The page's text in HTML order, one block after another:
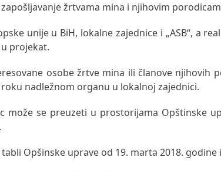
žrtvama mina i njihovim
unije u BiH, lokalne zajednice i „ASB“, a
projekat.
osobe žrtve mina ili članove
nadležnom organu u lokalnoj zajednici.
može se preuzeti u prostorijama Opštinske
Opšinske uprave od 19. marta 2018.